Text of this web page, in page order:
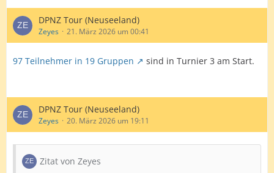
DPNZ Tour (Neuseeland)
Zeyes 21. März 2026 um 00:41
97 Teilnehmer in 19 Gruppen sind in Turnier 3 am Start.
DPNZ Tour (Neuseeland)
Zeyes 20. März 2026 um 19:11
Zitat von Zeyes